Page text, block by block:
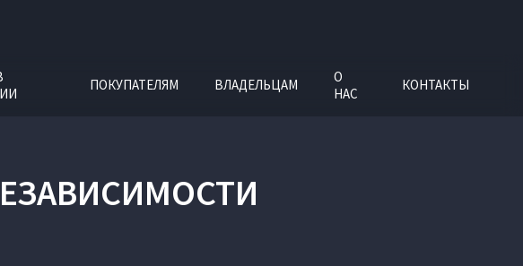
ПОКУПАТЕЛЯМ ВЛАДЕЛЬЦАМ
О
НАС
КОНТАКТЫ